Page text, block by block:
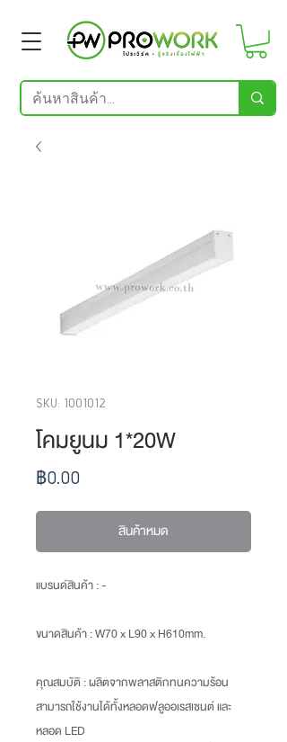
SKU: 1001012
โคมยูนม 1*20W
฿0.00ราคา
สินค้าหมด
แบรนด์สินค้า : -
ขนาดสินค้า: W70 x L90 x H610mm.
คุณสมบัติ :ผลิตจากพลาสติกทนความร้อน
สามารถใช้งานได้ทั้งหลอดฟลูออเรสเซนต์ และ
หลอด LED